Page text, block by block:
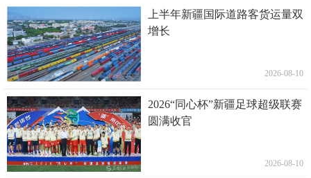
上半年新疆国际道路客货运量双
增长
2026-08-10
2026“同心杯”新疆足球超级联赛
圆满收官
2026-08-10